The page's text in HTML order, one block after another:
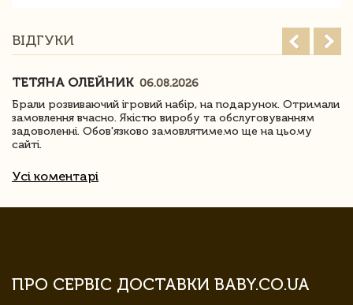
ВІДГУКИ
ТЕТЯНА ОЛЕЙНИК 06.08.2026
Брали розвиваючий ігровий набір, на подарунок. Отримали
замовлення вчасно. Якістю виробу та обслуговуванням
задоволенні. Обов'язково замовлятимемо ще на цьому
сайті.
Усі коментарі
ПРО СЕРВІС ДОСТАВКИ BABY.CO.UA